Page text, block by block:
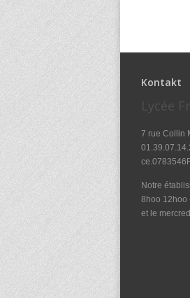
Kontakt
Lycée
7 rue Collin
Notre
8hoo 12hoo
et le